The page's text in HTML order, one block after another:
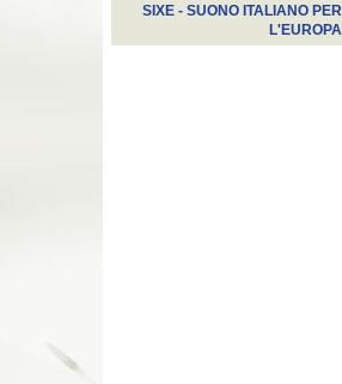
SIXE - SUONO ITALIANO PER
L'EUROPA